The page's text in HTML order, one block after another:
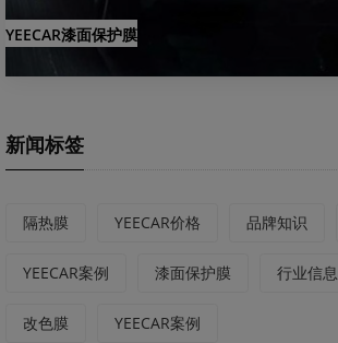
YEECAR漆面保护膜
新闻标签
隔热膜 YEECAR价格 品牌知识
YEECAR案例 漆面保护膜 行业信息
改色膜 YEECAR案例